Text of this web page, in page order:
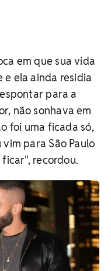
em que sua vida
ela ainda residia
para a
não sonhava em
foi uma ficada só,
para São Paulo
ficar", recordou.